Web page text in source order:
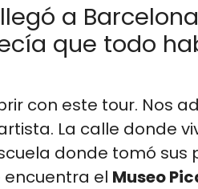
a
que todo
con este tour. Nos
La calle donde
donde tomó
encuentra el Museo